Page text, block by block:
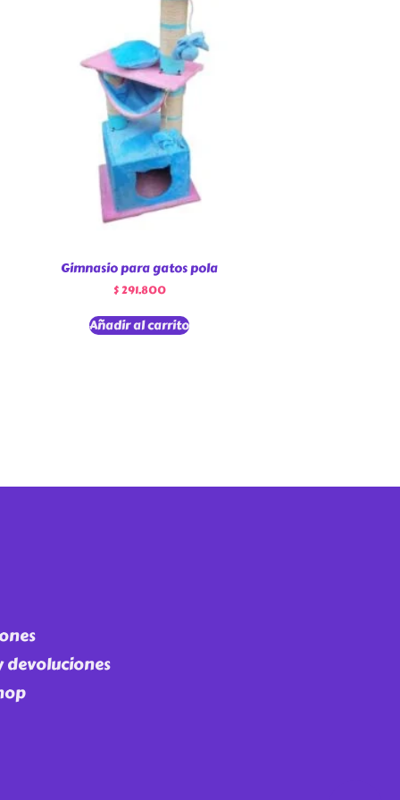
Gimnasio para gatos pola
$291.800
Añadir al carrito
devoluciones